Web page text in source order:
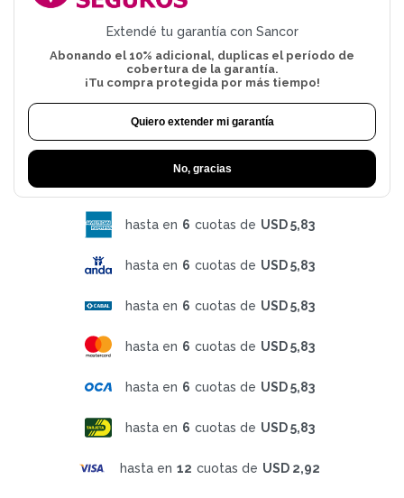
Extendé tu garantía con Sancor
Abonando el 10% adicional, duplicas el período de
cobertura de la garantía.
¡Tu compra protegida por más tiempo!
Quiero extender mi garantía
No, gracias
hasta en 6 cuotas de USD 5,83
hasta en 6 cuotas de USD 5,83
hasta en 6 cuotas de USD 5,83
hasta en 6 cuotas de USD 5,83
hasta en 6 cuotas de USD 5,83
hasta en 6 cuotas de USD 5,83
hasta en 12 cuotas de USD 2,92